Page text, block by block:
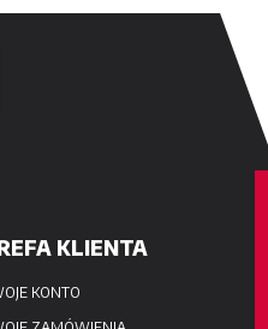
KLIENTA
KONTO